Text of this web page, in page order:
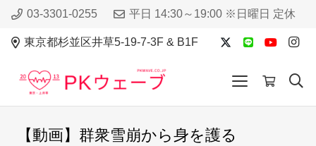
03-3301-0255 平日 14:30～19:00 ※日曜日 定休
東京都杉並区井草5-19-7-3F & B1F
【動画】群衆雪崩から身を護る